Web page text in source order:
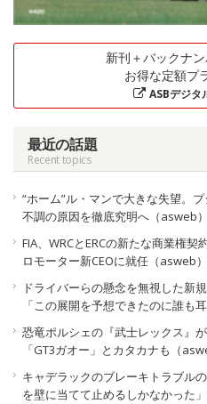
新刊＋バックナ
お得な定額プ
ASBデジタ
最近の話題
Recent topics
“ホーム”ル・マンで大きな失望。
不調の原因を徹底究明へ（asweb）
FIA、WRCとERCの新たな商業権
ロモーター新CEOに就任（asweb）
ドライバーらの懸念を無視した新
「この展開を予想できたのに誰も
恐竜ポルシェの『武士レックス』
「GT3ガオー」とカタカナも（
キャデラックのブレーキトラブル
を壁に当てて止めるしかなかった